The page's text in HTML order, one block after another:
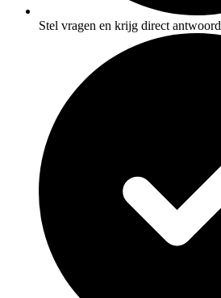
Stel vragen en krijg direct antwoord